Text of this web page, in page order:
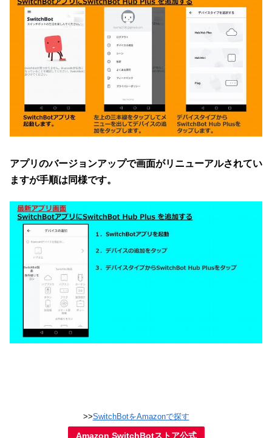
アプリのバージョンアップで画面がリニューアルされてい
ますが手順は同様です。
>>SwitchBotをAmazonで探す
Amazon SwitchBotストア公式